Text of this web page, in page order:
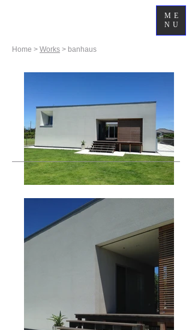
ME
NU
Home > Works > banhaus